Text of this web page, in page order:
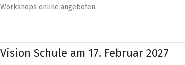
Workshops online angeboten.
Vision Schule am 17. Februar 2027